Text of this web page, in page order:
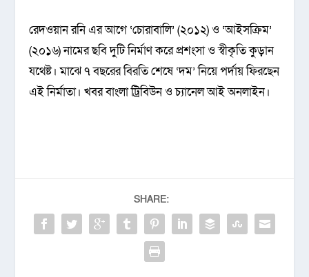
রেদওয়ান রনি এর আগে ‘চোরাবালি’ (২০১২) ও ‘আইসক্রিম’
(২০১৬) নামের ছবি দুটি নির্মাণ করে প্রশংসা ও স্বীকৃতি কুড়ান
যথেষ্ট। মাঝে ৭ বছরের বিরতি শেষে ‘দম’ নিয়ে পর্দায় ফিরছেন
এই নির্মাতা। খবর বাংলা ট্রিবিউন ও চ্যানেল আই অনলাইন।
SHARE: